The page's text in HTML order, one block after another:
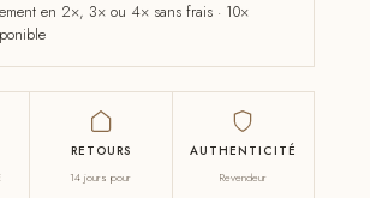
en 2×, 3× ou 4× sans frais · 10×
RETOURS
14 jours pour
AUTHENTICITÉ
Revendeur